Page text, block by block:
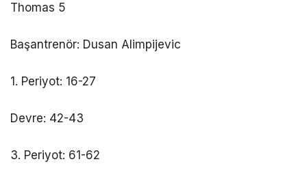
Thomas 5
Başantrenör: Dusan Alimpijevic
1. Periyot: 16-27
Devre: 42-43
3. Periyot: 61-62